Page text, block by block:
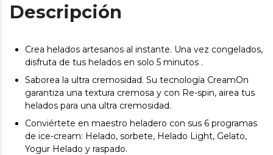
Descripción
Crea helados artesanos al instante. Una vez congelados,
disfruta de tus helados en solo 5 minutos .
Saborea la ultra cremosidad. Su tecnología CreamOn
garantiza una textura cremosa y con Re-spin, airea tus
helados para una ultra cremosidad.
Conviértete en maestro heladero con sus 6 programas
de ice-cream: Helado, sorbete, Helado Light, Gelato,
Yogur Helado y raspado.